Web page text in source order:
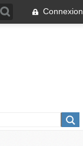
Connexion